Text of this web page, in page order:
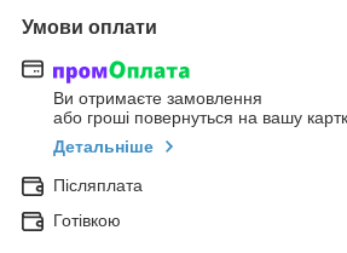
Умови оплати
Ви отримаєте замовлення
або гроші повернуться на вашу
Детальніше
Післяплата
Готівкою